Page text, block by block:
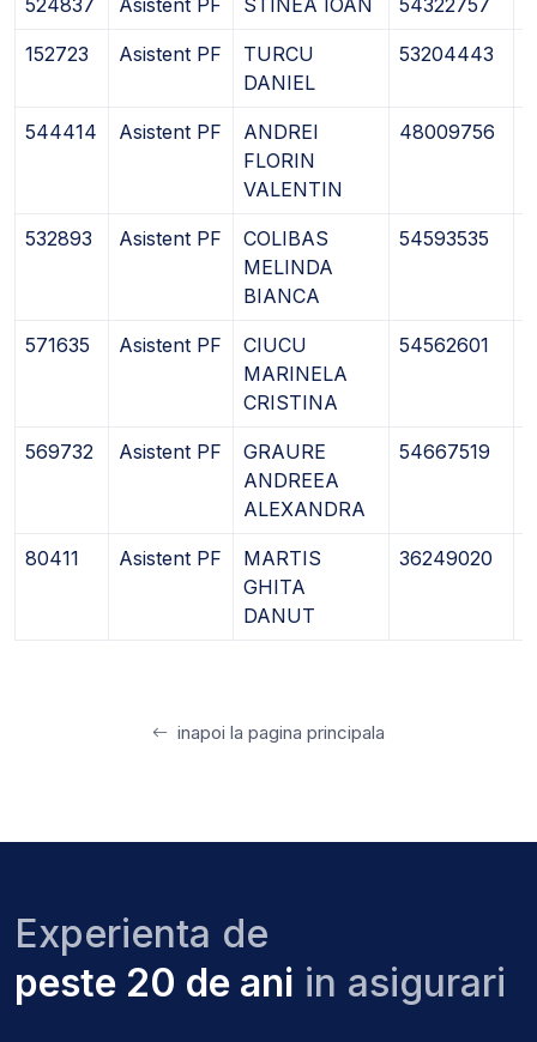
152723 Asistent PF
TURCU
DANIEL
53204443
544414 Asistent PF
ANDREI
FLORIN
VALENTIN
48009756
532893 Asistent PF
COLIBAS
MELINDA
BIANCA
54593535
571635 Asistent PF
CIUCU
MARINELA
CRISTINA
54562601
569732 Asistent PF
GRAURE
ANDREEA
ALEXANDRA
54667519
80411 Asistent PF
MARTIS
GHITA
DANUT
36249020
inapoi la pagina principala
Experienta de
peste 20 de ani in asigurari